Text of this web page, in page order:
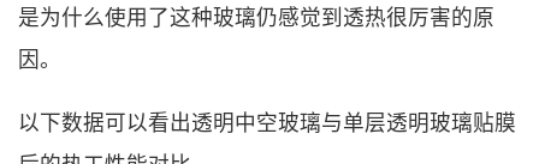
是为什么使用了这种玻璃仍感觉到透热很厉害的原
因。
以下数据可以看出透明中空玻璃与单层透明玻璃贴膜